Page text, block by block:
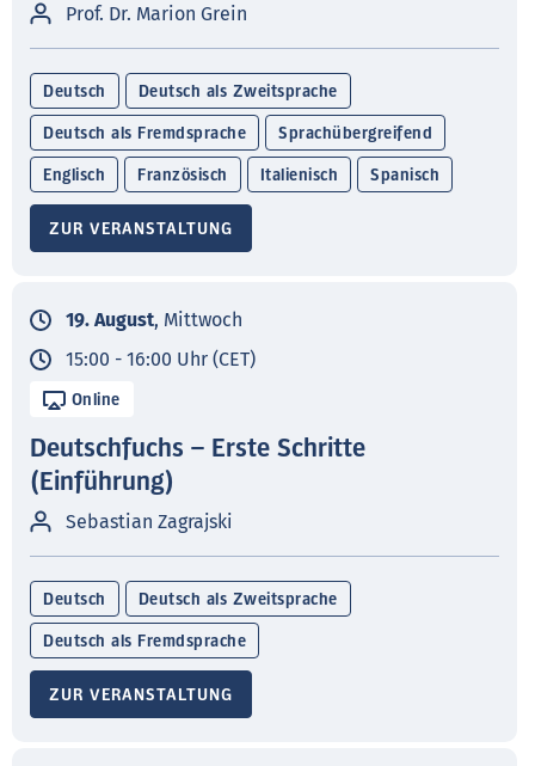
Prof. Dr. Marion Grein
Deutsch Deutsch als Zweitsprache
Deutsch als Fremdsprache Sprachübergreifend
Englisch Französisch Italienisch Spanisch
ZUR VERANSTALTUNG
19. August, Mittwoch
15:00 - 16:00 Uhr (CET)
Online
Deutschfuchs – Erste Schritte
(Einführung)
Sebastian Zagrajski
Deutsch Deutsch als Zweitsprache
Deutsch als Fremdsprache
ZUR VERANSTALTUNG